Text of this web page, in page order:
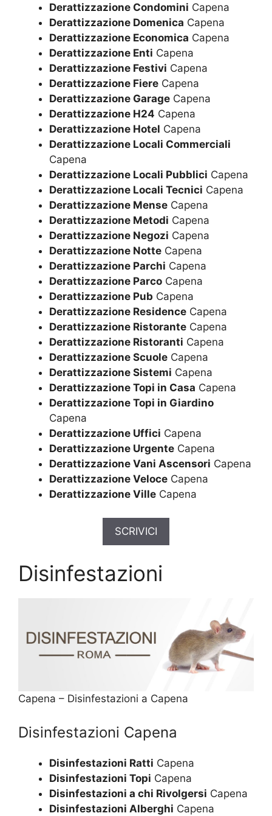
Derattizzazione Condomini Capena
Derattizzazione Domenica Capena
Derattizzazione Economica Capena
Derattizzazione Enti Capena
Derattizzazione Festivi Capena
Derattizzazione Fiere Capena
Derattizzazione Garage Capena
Derattizzazione H24 Capena
Derattizzazione Hotel Capena
Derattizzazione Locali Commerciali
Capena
Derattizzazione Locali Pubblici Capena
Derattizzazione Locali Tecnici Capena
Derattizzazione Mense Capena
Derattizzazione Metodi Capena
Derattizzazione Negozi Capena
Derattizzazione Notte Capena
Derattizzazione Parchi Capena
Derattizzazione Parco Capena
Derattizzazione Pub Capena
Derattizzazione Residence Capena
Derattizzazione Ristorante Capena
Derattizzazione Ristoranti Capena
Derattizzazione Scuole Capena
Derattizzazione Sistemi Capena
Derattizzazione Topi in Casa Capena
Derattizzazione Topi in Giardino
Capena
Derattizzazione Uffici Capena
Derattizzazione Urgente Capena
Derattizzazione Vani Ascensori Capena
Derattizzazione Veloce Capena
Derattizzazione Ville Capena
SCRIVICI
Disinfestazioni
Capena – Disinfestazioni a Capena
Disinfestazioni Capena
Disinfestazioni Ratti Capena
Disinfestazioni Topi Capena
Disinfestazioni a chi Rivolgersi Capena
Disinfestazioni Alberghi Capena